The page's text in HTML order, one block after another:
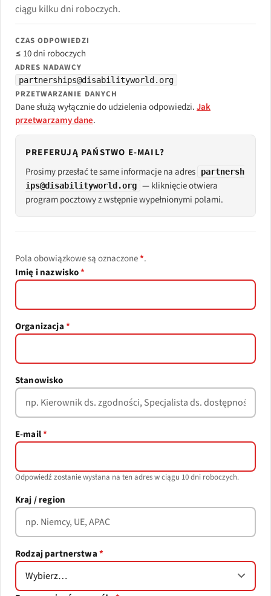
ciągu kilku dni roboczych.
CZAS ODPOWIEDZI
≤ 10 dni roboczych
ADRES NADAWCY
partnerships@disabilityworld.org
PRZETWARZANIE DANYCH
Dane służą wyłącznie do udzielenia odpowiedzi.Jak
przetwarzamy dane.
PREFERUJĄ PAŃSTWO E-MAIL?
Prosimy przesłać te same informacje na adres
partnersh
ips@disabilityworld.org — kliknięcie otwiera
program pocztowy z wstępnie wypełnionymi polami.
Leave this field empty
Pola obowiązkowe są oznaczone*.
Imię i nazwisko*
Organizacja*
Stanowisko
E-mail*
Odpowiedź zostanie wysłana na ten adres w ciągu 10 dni roboczych.
Kraj / region
Rodzaj partnerstwa*